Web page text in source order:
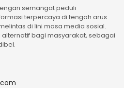
semangat peduli
terpercaya di tengah arus
di lini masa media sosial.
bagi masyarakat, sebagai